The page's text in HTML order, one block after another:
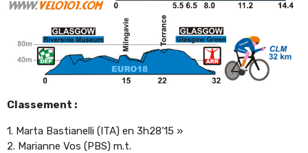
Classement :
1. Marta Bastianelli (ITA) en 3h28’15 »
2. Marianne Vos (PBS) m.t.